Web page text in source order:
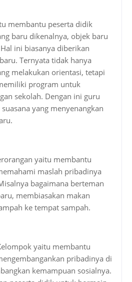
membantu peserta didik
baru dikenalnya, objek baru
ini biasanya diberikan
Ternyata tidak hanya
melakukan orientasi, tetapi
program untuk
sekolah. Dengan ini guru
yang menyenangkan
yaitu membantu
maslah pribadinya
bagaimana berteman
membiasakan makan
ke tempat sampah.
yaitu membantu
pribadinya di
kemampuan sosialnya.